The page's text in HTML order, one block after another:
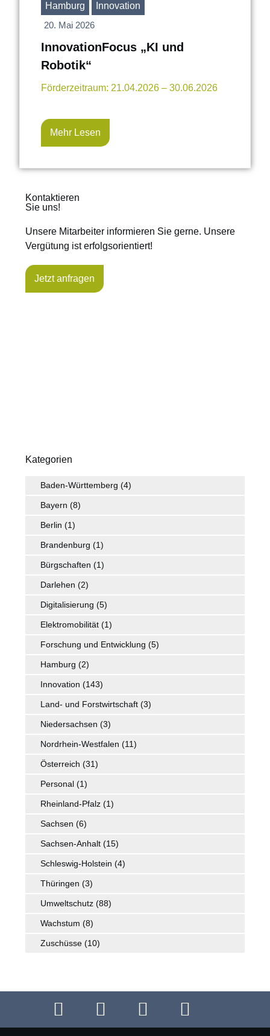
Hamburg
Innovation
20. Mai 2026
InnovationFocus „KI und
Robotik“
Förderzeitraum: 21.04.2026 – 30.06.2026
Mehr Lesen
Kontaktieren
Sie uns!
Unsere Mitarbeiter informieren Sie gerne. Unsere
Vergütung ist erfolgsorientiert!
Jetzt anfragen
Kategorien
Baden-Württemberg (4)
Bayern (8)
Berlin (1)
Brandenburg (1)
Bürgschaften (1)
Darlehen (2)
Digitalisierung (5)
Elektromobilität (1)
Forschung und Entwicklung (5)
Hamburg (2)
Innovation (143)
Land- und Forstwirtschaft (3)
Niedersachsen (3)
Nordrhein-Westfalen (11)
Österreich (31)
Personal (1)
Rheinland-Pfalz (1)
Sachsen (6)
Sachsen-Anhalt (15)
Schleswig-Holstein (4)
Thüringen (3)
Umweltschutz (88)
Wachstum (8)
Zuschüsse (10)